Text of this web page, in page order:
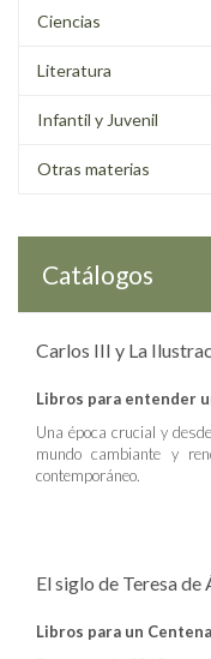
Ciencias
Literatura
Infantil y Juvenil
Otras materias
Catálogos
Carlos III y La
Libros para entender
Una época crucial y
mundo cambiante y
contemporáneo.
El siglo de Teresa de
Libros para un